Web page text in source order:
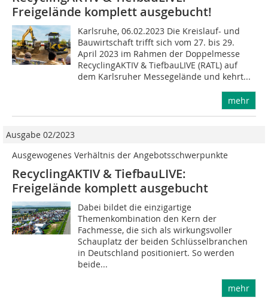
Freigelände komplett ausgebucht!
Karlsruhe, 06.02.2023 Die Kreislauf- und
Bauwirtschaft trifft sich vom 27. bis 29.
April 2023 im Rahmen der Doppelmesse
RecyclingAKTIV & TiefbauLIVE (RATL) auf
dem Karlsruher Messegelände und kehrt...
mehr
Ausgabe 02/2023
Ausgewogenes Verhältnis der Angebotsschwerpunkte
RecyclingAKTIV & TiefbauLIVE:
Freigelände komplett ausgebucht
Dabei bildet die einzigartige
Themenkombination den Kern der
Fachmesse, die sich als wirkungsvoller
Schauplatz der beiden Schlüsselbranchen
in Deutschland positioniert. So werden
beide...
mehr